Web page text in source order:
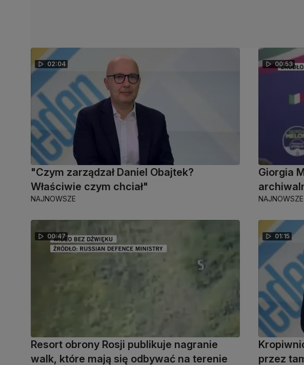
02:04
"Czym zarządzał Daniel Obajtek?
Właściwie czym chciał"
NAJNOWSZE
00:53
Giorgia
NAJNOWSZE
00:47
Resort obrony Rosji publikuje nagranie
walk, które mają się odbywać na terenie
01:15
przez